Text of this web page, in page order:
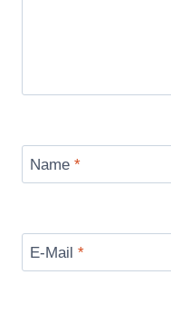
Name *
E-Mail *